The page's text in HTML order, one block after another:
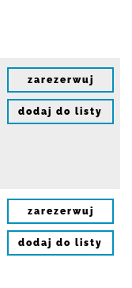
zarezerwuj
dodaj do listy
zarezerwuj
dodaj do listy